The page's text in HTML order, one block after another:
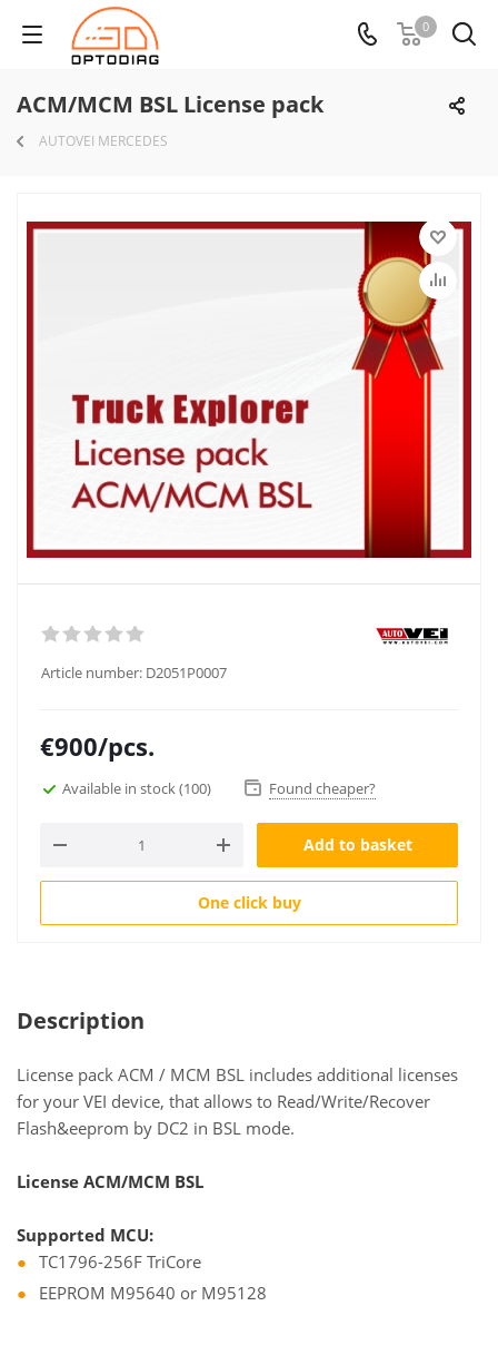
0
ACM/MCM BSL License pack
AUTOVEI MERCEDES
Article number: D2051P0007
€900/pcs.
Available in stock (100) Found cheaper?
Add to basket
One click buy
Description
License pack ACM / MCM BSL includes additional licenses
for your VEI device, that allows to Read/Write/Recover
Flash&eeprom by DC2 in BSL mode.
License ACM/MCM BSL
Supported MCU:
TC1796-256F TriCore
EEPROM M95640 or M95128